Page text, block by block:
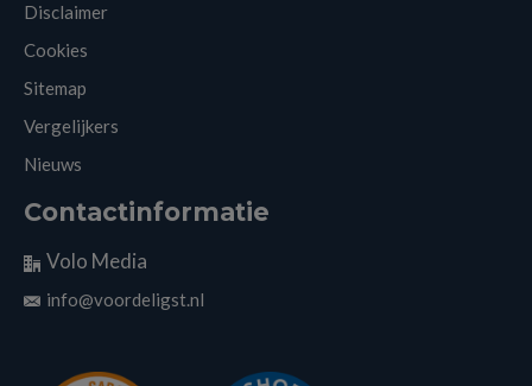
Disclaimer
Cookies
Sitemap
Vergelijkers
Nieuws
Contactinformatie
Volo Media
info@voordeligst.nl